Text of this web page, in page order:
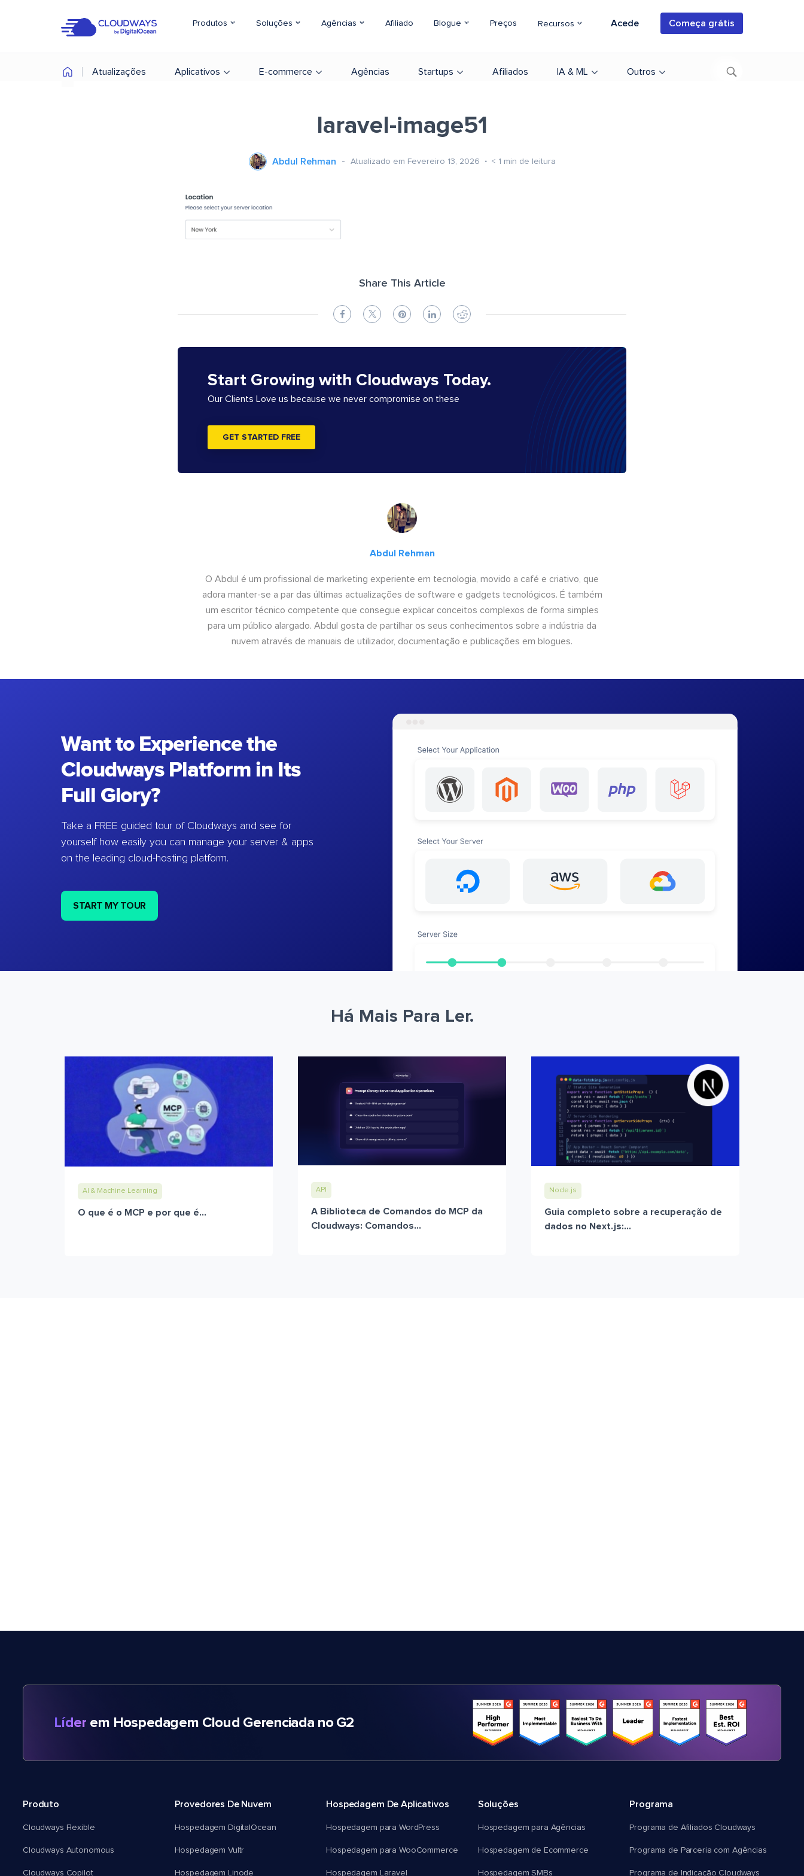
Produtos Soluções Agências Afiliado Blogue Preços Recursos Acede Começa grátis
Atualizações Aplicativos E-commerce Agências Startups Afiliados IA & ML Outros
laravel-image51
Abdul Rehman Atualizado em Fevereiro 13, 2026 < 1 min de leitura
Share This Article
Start Growing with Cloudways Today.
Our Clients Love us because we never compromise on these
GET STARTED FREE
Abdul Rehman
O Abdul é um profissional de marketing experiente em tecnologia, movido a café e criativo, que
adora manter-se a par das últimas actualizações de software e gadgets tecnológicos. É também
um escritor técnico competente que consegue explicar conceitos complexos de forma simples
para um público alargado. Abdul gosta de partilhar os seus conhecimentos sobre a indústria da
nuvem através de manuais de utilizador, documentação e publicações em blogues.
Want to Experience the
Cloudways Platform in Its
Full Glory?
Take a FREE guided tour of Cloudways and see for
yourself how easily you can manage your server & apps
on the leading cloud-hosting platform.
START MY TOUR
Há Mais Para Ler.
AI & Machine Learning
O que é o MCP e por que é...
API
A Biblioteca de Comandos do MCP da
Cloudways: Comandos...
Node.js
Guia completo sobre a recuperação de
dados no Next.js:...
Líder em Hospedagem Cloud Gerenciada no G2
Produto
Cloudways Flexible
Cloudways Autonomous
Cloudways Copilot
Provedores De Nuvem
Hospedagem DigitalOcean
Hospedagem Vultr
Hospedagem Linode
Hospedagem De Aplicativos
Hospedagem para WordPress
Hospedagem para WooCommerce
Hospedagem Laravel
Soluções
Hospedagem para Agências
Hospedagem de Ecommerce
Hospedagem SMBs
Programa
Programa de Afiliados Cloudways
Programa de Parceria com Agências
Programa de Indicação Cloudways